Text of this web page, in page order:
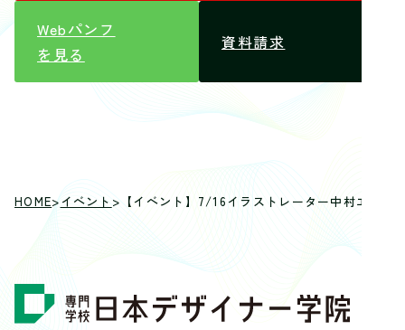
Webパンフ
を見る
資料請求
HOME>イベント > 【イベント】7/16イラストレーター中村エイ